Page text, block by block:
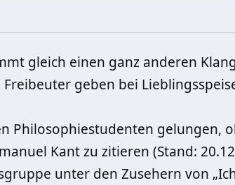
gleich einen ganz anderen
geben bei
Philosophiestudenten gelungen,
Kant zu zitieren (Stand:
unter den Zusehern von